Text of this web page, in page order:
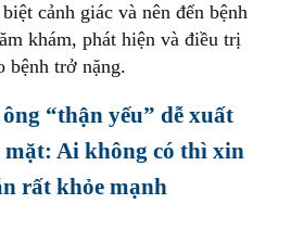
cảnh giác và nên đến bệnh
khám, phát hiện và điều trị
bệnh trở nặng.
“thận yếu” dễ xuất
Ai không có thì xin
rất khỏe mạnh